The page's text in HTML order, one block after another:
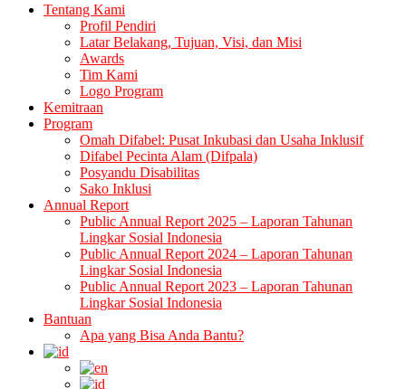
Tentang Kami
Profil Pendiri
Latar Belakang, Tujuan, Visi, dan Misi
Awards
Tim Kami
Logo Program
Kemitraan
Program
Omah Difabel: Pusat Inkubasi dan Usaha Inklusif
Difabel Pecinta Alam (Difpala)
Posyandu Disabilitas
Sako Inklusi
Annual Report
Public Annual Report 2025 – Laporan Tahunan
Lingkar Sosial Indonesia
Public Annual Report 2024 – Laporan Tahunan
Lingkar Sosial Indonesia
Public Annual Report 2023 – Laporan Tahunan
Lingkar Sosial Indonesia
Bantuan
Apa yang Bisa Anda Bantu?